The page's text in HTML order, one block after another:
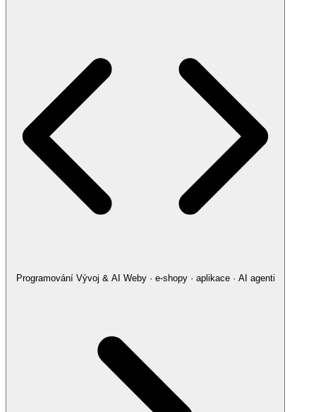
Programování Vývoj & AI Weby · e-shopy · aplikace · AI agenti